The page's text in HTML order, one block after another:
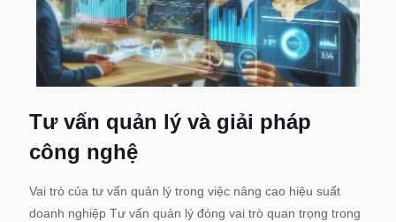
Tư vấn quản lý và giải pháp
công nghệ
Vai trò của tư vấn quản lý trong việc nâng cao hiệu suất
doanh nghiệp Tư vấn quản lý đóng vai trò quan trọng trong